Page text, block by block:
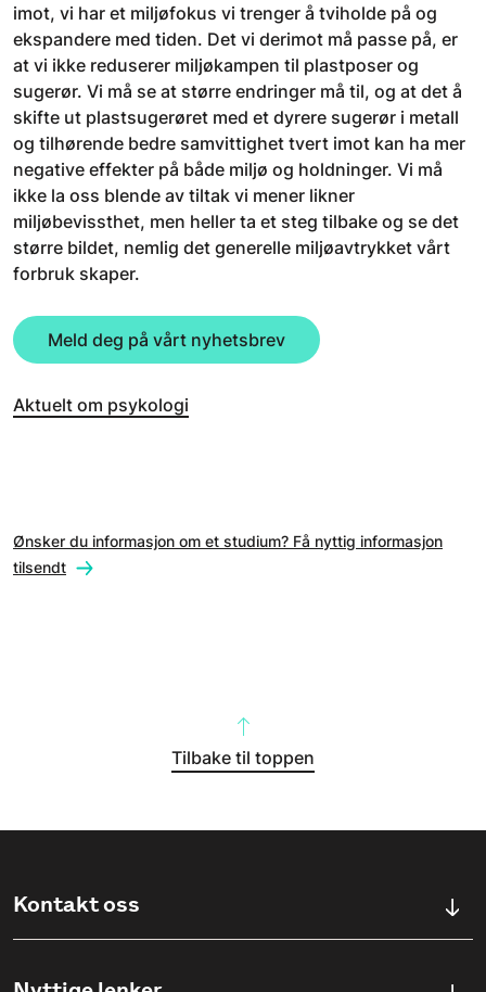
imot, vi har et miljøfokus vi trenger å tviholde på og
ekspandere med tiden. Det vi derimot må passe på, er
at vi ikke reduserer miljøkampen til plastposer og
sugerør. Vi må se at større endringer må til, og at det å
skifte ut plastsugerøret med et dyrere sugerør i metall
og tilhørende bedre samvittighet tvert imot kan ha mer
negative effekter på både miljø og holdninger. Vi må
ikke la oss blende av tiltak vi mener likner
miljøbevissthet, men heller ta et steg tilbake og se det
større bildet, nemlig det generelle miljøavtrykket vårt
forbruk skaper.
Meld deg på vårt nyhetsbrev
Aktuelt om psykologi
Ønsker du informasjon om et studium? Få nyttig informasjon
tilsendt
Tilbake til toppen
Kontakt oss